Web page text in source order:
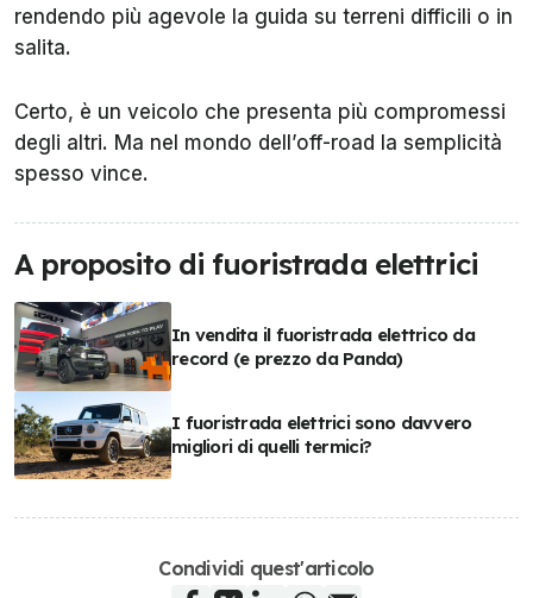
rendendo più agevole la guida su terreni difficili o in
salita.
Certo, è un veicolo che presenta più compromessi
degli altri. Ma nel mondo dell’off-road la semplicità
spesso vince.
A proposito di fuoristrada elettrici
In vendita il fuoristrada elettrico da
record (e prezzo da Panda)
I fuoristrada elettrici sono davvero
migliori di quelli termici?
Condividi quest'articolo